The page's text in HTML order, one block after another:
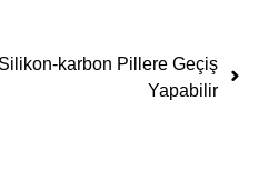
karbon Pillere Geçiş
Yapabilir